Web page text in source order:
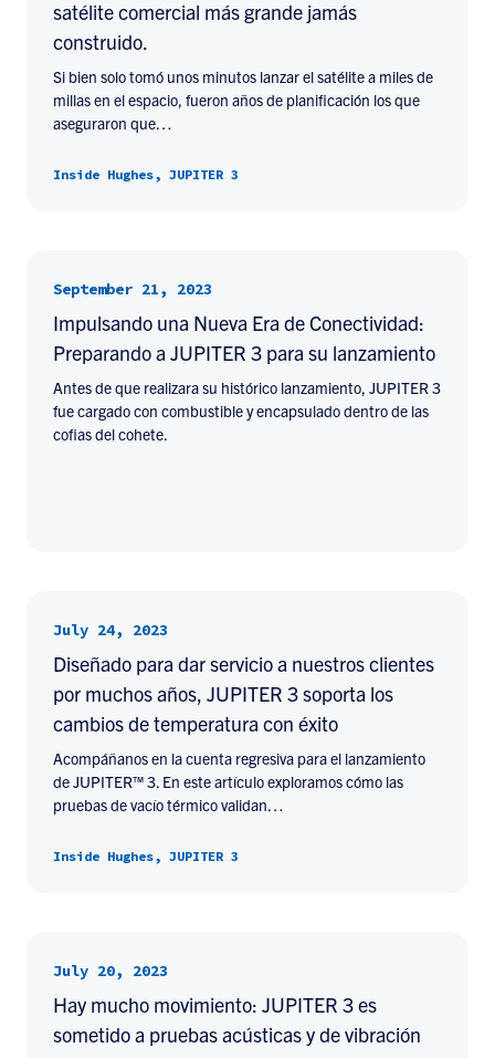
satélite comercial más grande jamás
construido.
Si bien solo tomó unos minutos lanzar el satélite a miles de
millas en el espacio, fueron años de planificación los que
aseguraron que…
Inside Hughes, JUPITER 3
September 21, 2023
Impulsando una Nueva Era de Conectividad:
Preparando a JUPITER 3 para su lanzamiento
Antes de que realizara su histórico lanzamiento, JUPITER 3
fue cargado con combustible y encapsulado dentro de las
cofias del cohete.
July 24, 2023
Diseñado para dar servicio a nuestros clientes
por muchos años, JUPITER 3 soporta los
cambios de temperatura con éxito
Acompáñanos en la cuenta regresiva para el lanzamiento
de JUPITER™ 3. En este artículo exploramos cómo las
pruebas de vacío térmico validan…
Inside Hughes, JUPITER 3
July 20, 2023
Hay mucho movimiento: JUPITER 3 es
sometido a pruebas acústicas y de vibración